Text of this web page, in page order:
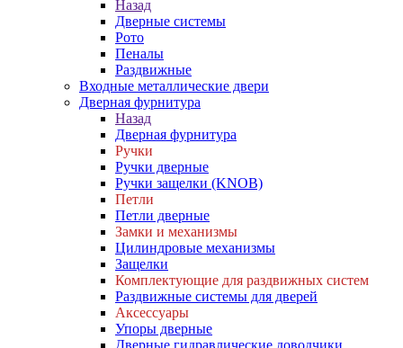
Назад
Дверные системы
Рото
Пеналы
Раздвижные
Входные металлические двери
Дверная фурнитура
Назад
Дверная фурнитура
Ручки
Ручки дверные
Ручки защелки (KNOB)
Петли
Петли дверные
Замки и механизмы
Цилиндровые механизмы
Защелки
Комплектующие для раздвижных систем
Раздвижные системы для дверей
Аксессуары
Упоры дверные
Дверные гидравлические доводчики